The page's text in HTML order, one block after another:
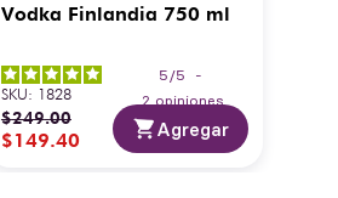
Vodka Finlandia 750 ml
5 /5
-
2 opiniones
SKU: 1828
$249.00
$149.40 Agregar